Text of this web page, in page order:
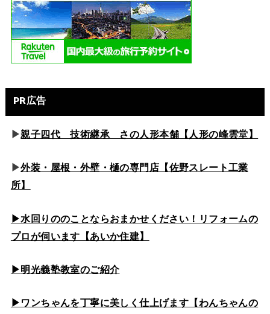
PR広告
▶親子四代 技術継承 さの人形本舗【人形の峰雲堂】
▶外装・屋根・外壁・樋の専門店【佐野スレート工業
所】
▶水回りののことならおまかせください！リフォームの
プロが伺います【あいか住建】
▶明光義塾教室のご紹介
▶ワンちゃんを丁寧に美しく仕上げます【わんちゃんの